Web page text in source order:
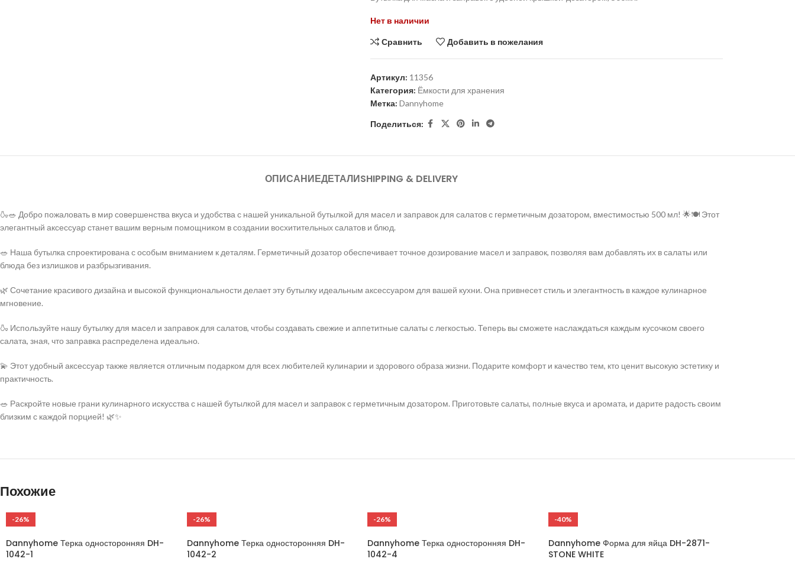
Нет в наличии
Сравнить Добавить в пожелания
Артикул: 11356
Категория: Ёмкости для хранения
Метка: Dannyhome
Поделиться:
ОПИСАНИЕДЕТАЛИSHIPPING & DELIVERY
🍶🥗 Добро пожаловать в мир совершенства вкуса и удобства с нашей уникальной бутылкой для масел и заправок для салатов с герметичным дозатором, вместимостью 500 мл! 🌟🍽️ Этот
элегантный аксессуар станет вашим верным помощником в создании восхитительных салатов и блюд.
🥗 Наша бутылка спроектирована с особым вниманием к деталям. Герметичный дозатор обеспечивает точное дозирование масел и заправок, позволяя вам добавлять их в салаты или
блюда без излишков и разбрызгивания.
🌿 Сочетание красивого дизайна и высокой функциональности делает эту бутылку идеальным аксессуаром для вашей кухни. Она привнесет стиль и элегантность в каждое кулинарное
мгновение.
🍶 Используйте нашу бутылку для масел и заправок для салатов, чтобы создавать свежие и аппетитные салаты с легкостью. Теперь вы сможете наслаждаться каждым кусочком своего
салата, зная, что заправка распределена идеально.
💫 Этот удобный аксессуар также является отличным подарком для всех любителей кулинарии и здорового образа жизни. Подарите комфорт и качество тем, кто ценит высокую эстетику и
практичность.
🥗 Раскройте новые грани кулинарного искусства с нашей бутылкой для масел и заправок с герметичным дозатором. Приготовьте салаты, полные вкуса и аромата, и дарите радость своим
близким с каждой порцией! 🌿✨
Похожие
-26%
Dannyhome Терка односторонняя DH-
1042-1
-26%
Dannyhome Терка односторонняя DH-
1042-2
-26%
Dannyhome Терка односторонняя DH-
1042-4
-40%
Dannyhome Форма для яйца DH-2871-
STONE WHITE